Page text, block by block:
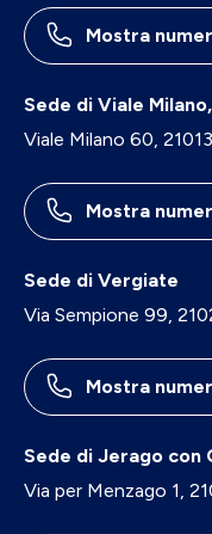
Mostra
Sede di Viale
Viale Milano 60, 21013
Mostra
Sede di Vergiate
Via Sempione 99,
Mostra
Sede di Jerago con
Via per Menzago 1,